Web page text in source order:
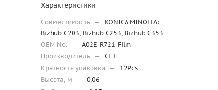
Характеристики
Совместимость —
KONICA MINOLTA:
Bizhub C203, Bizhub C253, Bizhub C353
OEM No.
—
A02E-R721-Film
Производитель —
CET
Кратность упаковки
—
12Pcs
Высота, м
—
0,06